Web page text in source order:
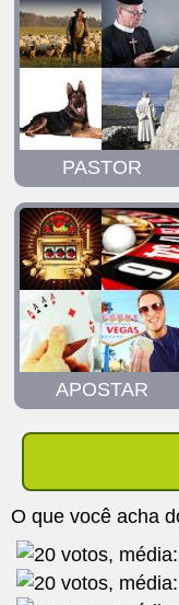
PASTOR
APOSTAR
O que você acha